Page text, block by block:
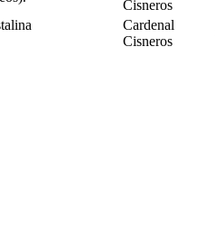
Cisneros
Cardenal
Cisneros